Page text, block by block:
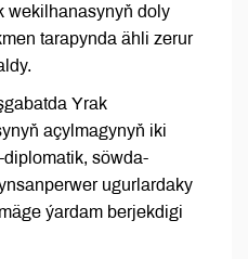
wekilhanasynyň doly
tarapynda ähli zerur
Yrak
açylmagynyň iki
söwda-
ugurlardaky
ýardam berjekdigi